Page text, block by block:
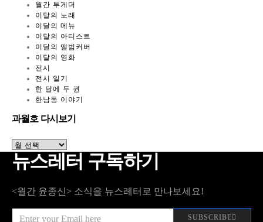
월간 투게더
이달의 노래
이달의 메뉴
이달의 아티스트
이달의 앨범커버
이달의 영화
전시
전시 일기
한 달에 두 권
한남동 이야기
과월호 다시보기
과
월
호
보
뉴스레터 구독하기
<월간 윤종신> 소식을 뉴스레터로 만나보세요!
SUBSCRIBE